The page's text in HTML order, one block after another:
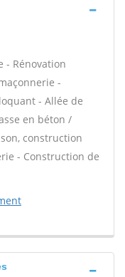
- Rénovation
-
- Allée de
en béton /
construction
- Construction de